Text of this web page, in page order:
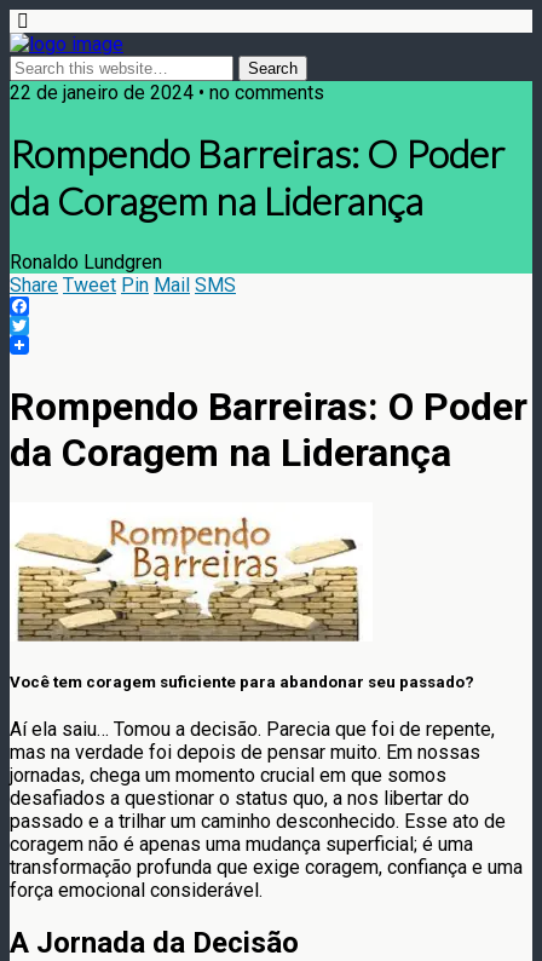
22 de janeiro de 2024 • no comments
Rompendo Barreiras: O Poder
da Coragem na Liderança
Ronaldo Lundgren
Share Tweet Pin Mail SMS
Facebook
Twitter
Rompendo Barreiras: O Poder
da Coragem na Liderança
Você tem coragem suficiente para abandonar seu passado?
Aí ela saiu… Tomou a decisão. Parecia que foi de repente,
mas na verdade foi depois de pensar muito. Em nossas
jornadas, chega um momento crucial em que somos
desafiados a questionar o status quo, a nos libertar do
passado e a trilhar um caminho desconhecido. Esse ato de
coragem não é apenas uma mudança superficial; é uma
transformação profunda que exige coragem, confiança e uma
força emocional considerável.
A Jornada da Decisão